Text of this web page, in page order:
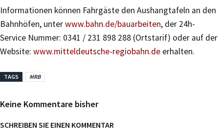
Informationen können Fahrgäste den Aushangtafeln an den
Bahnhöfen, unterwww.bahn.de/bauarbeiten, der 24h-
Service Nummer: 0341 / 231 898 288 (Ortstarif) oder auf der
Website: www.mitteldeutsche-regiobahn.de erhalten.
TAGS MRB
Keine Kommentare bisher
SCHREIBEN SIE EINEN KOMMENTAR